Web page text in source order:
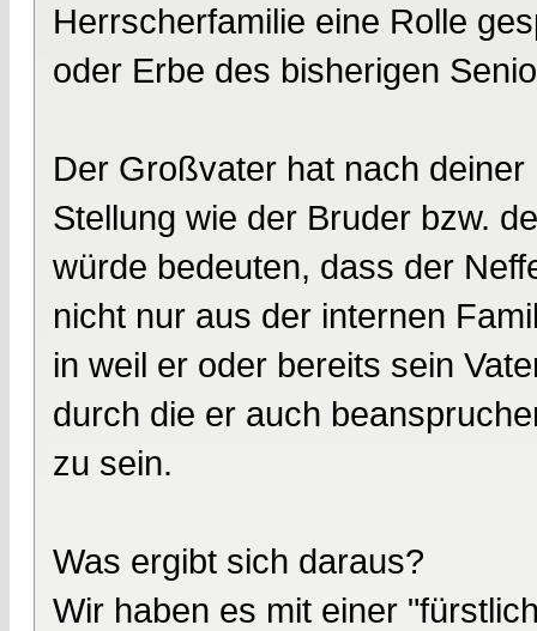
Herrscherfamilie eine Rolle
oder Erbe des bisherigen
Der Großvater hat nach
Stellung wie der Bruder bzw.
würde bedeuten, dass der
nicht nur aus der internen
in weil er oder bereits sein
durch die er auch
zu sein.
Was ergibt sich daraus?
Wir haben es mit einer